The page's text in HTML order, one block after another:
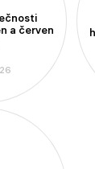
a červen